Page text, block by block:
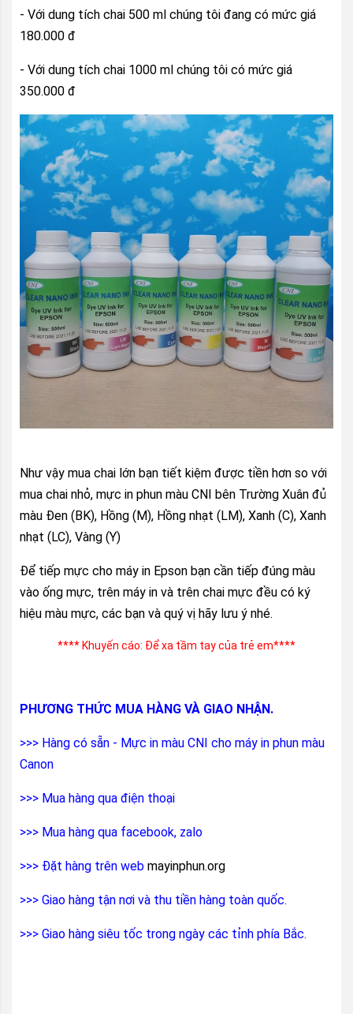
- Với dung tích chai 500 ml chúng tôi đang có mức giá
180.000 đ
- Với dung tích chai 1000 ml chúng tôi có mức giá
350.000 đ
Như vậy mua chai lớn bạn tiết kiệm được tiền hơn so với
mua chai nhỏ, mực in phun màu CNI bên Trường Xuân đủ
màu Đen (BK), Hồng (M), Hồng nhạt (LM), Xanh (C), Xanh
nhạt (LC), Vàng (Y)
Để tiếp mực cho máy in Epson bạn cần tiếp đúng màu
vào ống mực, trên máy in và trên chai mực đều có ký
hiệu màu mực, các bạn và quý vị hãy lưu ý nhé.
**** Khuyến cáo: Để xa tầm tay của trẻ em****
PHƯƠNG THỨC MUA HÀNG VÀ GIAO NHẬN.
>>> Hàng có sẵn - Mực in màu CNI cho máy in phun màu
Canon
>>> Mua hàng qua điện thoại
>>> Mua hàng qua facebook, zalo
>>> Đặt hàng trên web mayinphun.org
>>> Giao hàng tận nơi và thu tiền hàng toàn quốc.
>>> Giao hàng siêu tốc trong ngày các tỉnh phía Bắc.